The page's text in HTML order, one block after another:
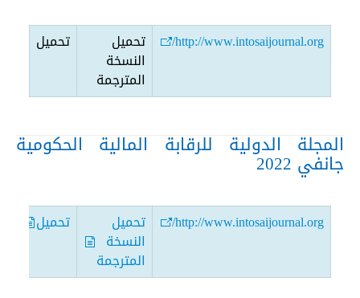
http://www.intosaijournal.org/ تحميل
النسخة
المترجمة
تحميل
المجلة الدولية للرقابة المالية الحكومية
جانفي 2022
http://www.intosaijournal.org/ تحميل
النسخة
المترجمة
تحميل